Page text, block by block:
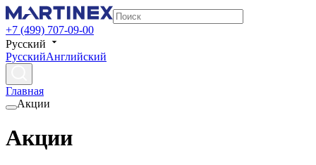
+7 (499) 707-09-00
Русский
РусскийАнглийский
Главная
Акции
Акции